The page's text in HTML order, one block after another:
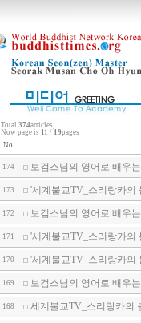
Total 374articles,
Now page is 11 / 19pages
No
174 보검스님의 영어로 배우
173 '세계불교TV_스리랑카의
172 보검스님의 영어로 배우
171 '세계불교TV_스리랑카의
170 '세계불교TV_스리랑카의
169 보검스님의 영어로 배우
168 세계불교TV_스리랑카의